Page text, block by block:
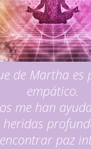
de Martha es
empático.
me han
heridas
paz